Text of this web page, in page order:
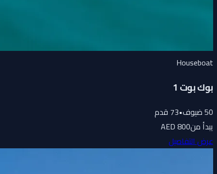
Houseboat
بوك بوت 1
50ضيوف•
73 قدم
يبدأ من800 AED
عرض التفاصيل